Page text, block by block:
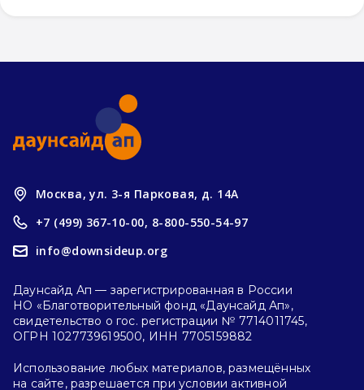
Москва, ул. 3-я Парковая, д. 14А
+7 (499) 367-10-00, 8-800-550-54-97
info@downsideup.org
Даунсайд Ап — зарегистрированная в России
НО «Благотворительный фонд «Даунсайд Ап»,
свидетельство о гос. регистрации № 7714011745,
ОГРН 1027739619500, ИНН 7705159882
Использование любых материалов, размещённых
на сайте, разрешается при условии активной